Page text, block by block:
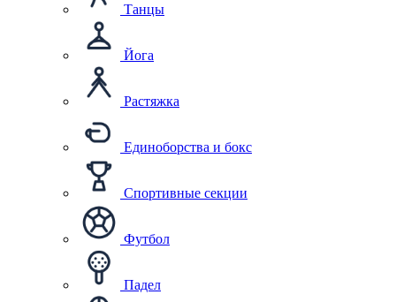
Танцы
Йога
Растяжка
Единоборства и бокс
Спортивные секции
Футбол
Падел